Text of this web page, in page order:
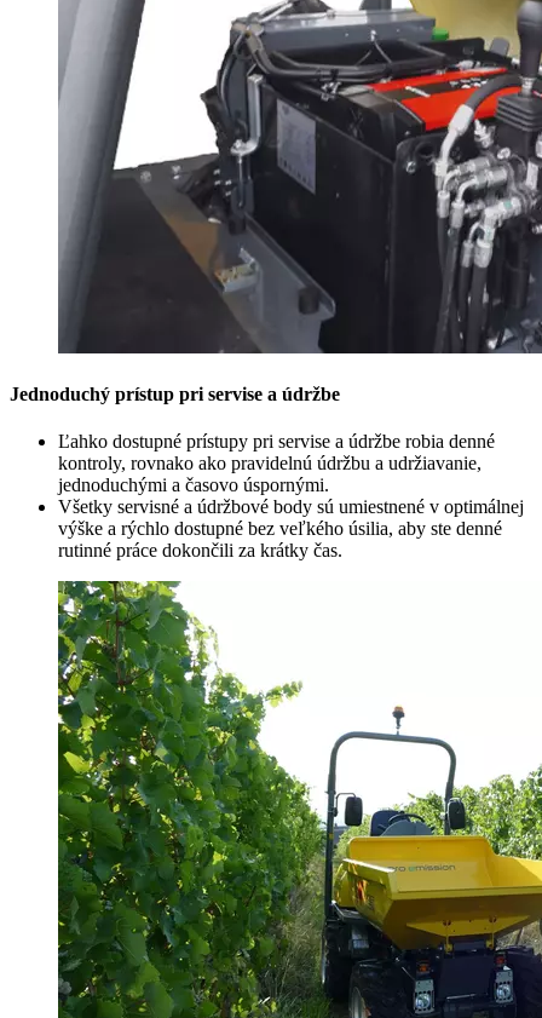
Jednoduchý prístup pri servise a údržbe
Ľahko dostupné prístupy pri servise a údržbe robia denné
kontroly, rovnako ako pravidelnú údržbu a udržiavanie,
jednoduchými a časovo úspornými.
Všetky servisné a údržbové body sú umiestnené v optimálnej
výške a rýchlo dostupné bez veľkého úsilia, aby ste denné
rutinné práce dokončili za krátky čas.